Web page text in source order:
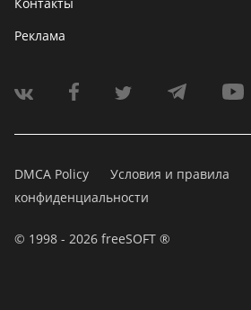
Реклама
DMCA Policy Условия и правила
конфиденциальности
© 1998 - 2026 freeSOFT ®